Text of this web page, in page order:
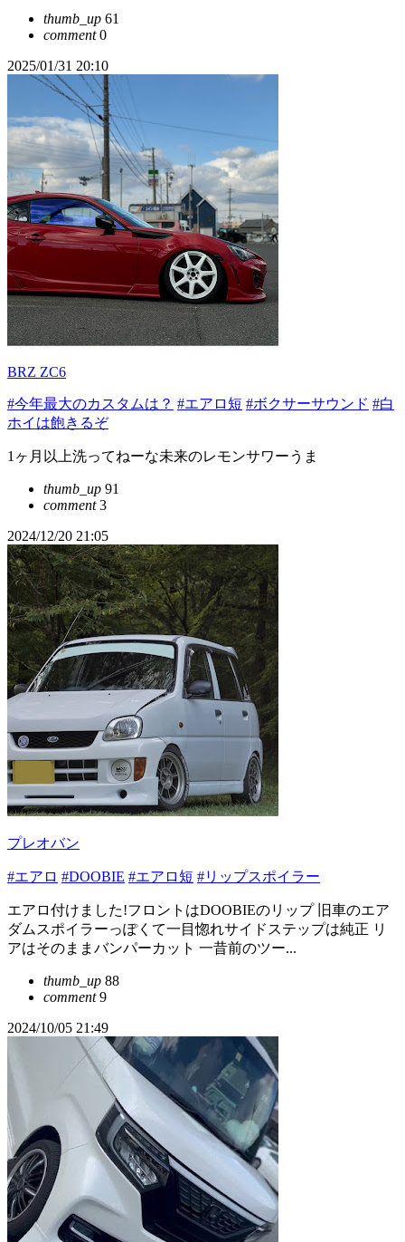
thumb_up 61
comment0
2025/01/31 20:10
BRZ ZC6
#今年最大のカスタムは？ #エアロ短 #ボクサーサウンド #白
ホイは飽きるぞ
1ヶ月以上洗ってねーな未来のレモンサワーうま
thumb_up 91
comment3
2024/12/20 21:05
プレオバン
#エアロ #DOOBIE #エアロ短 #リップスポイラー
エアロ付けました!フロントはDOOBIEのリップ 旧車のエア
ダムスポイラーっぽくて一目惚れサイドステップは純正 リ
アはそのままバンパーカット 一昔前のツー...
thumb_up 88
comment9
2024/10/05 21:49